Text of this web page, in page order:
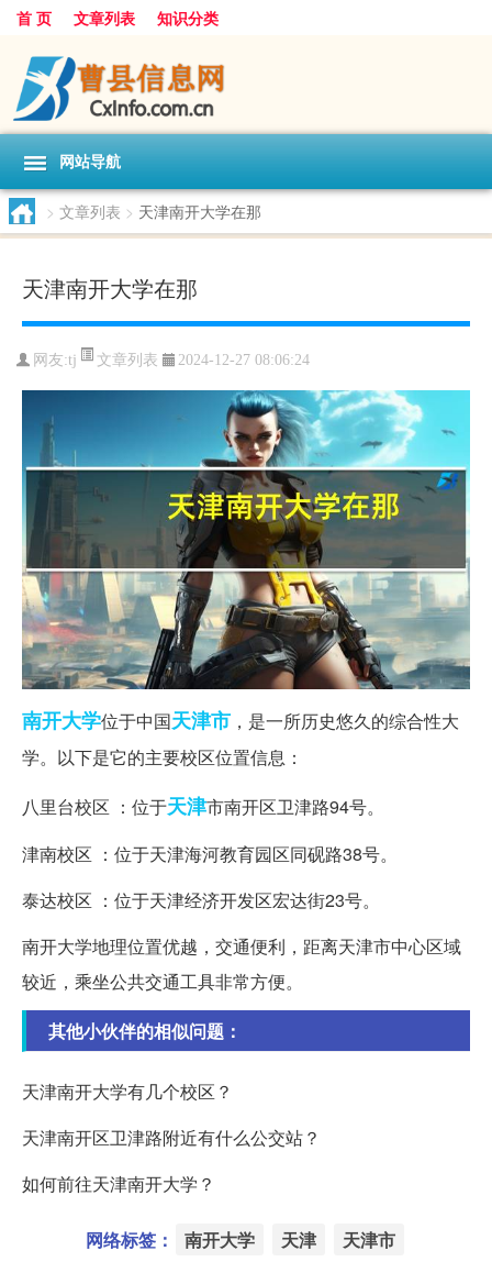
首 页 文章列表 知识分类
网站导航
> 文章列表 > 天津南开大学在那
天津南开大学在那
网友:tj 文章列表 2024-12-27 08:06:24
南开大学位于中国天津市 ，是一所历史悠久的综合性大
学。以下是它的主要校区位置信息：
八里台校区 ：位于天津市南开区卫津路94号。
津南校区 ：位于天津海河教育园区同砚路38号。
泰达校区 ：位于天津经济开发区宏达街23号。
南开大学地理位置优越，交通便利，距离天津市中心区域
较近，乘坐公共交通工具非常方便。
其他小伙伴的相似问题：
天津南开大学有几个校区？
天津南开区卫津路附近有什么公交站？
如何前往天津南开大学？
网络标签： 南开大学 天津 天津市